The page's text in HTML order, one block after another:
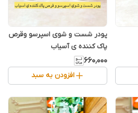
پودر شست و شوی اسپرسو وقرص
پاک کننده ی آسیاب
۶۶۰٬۰۰۰
افزودن به سبد